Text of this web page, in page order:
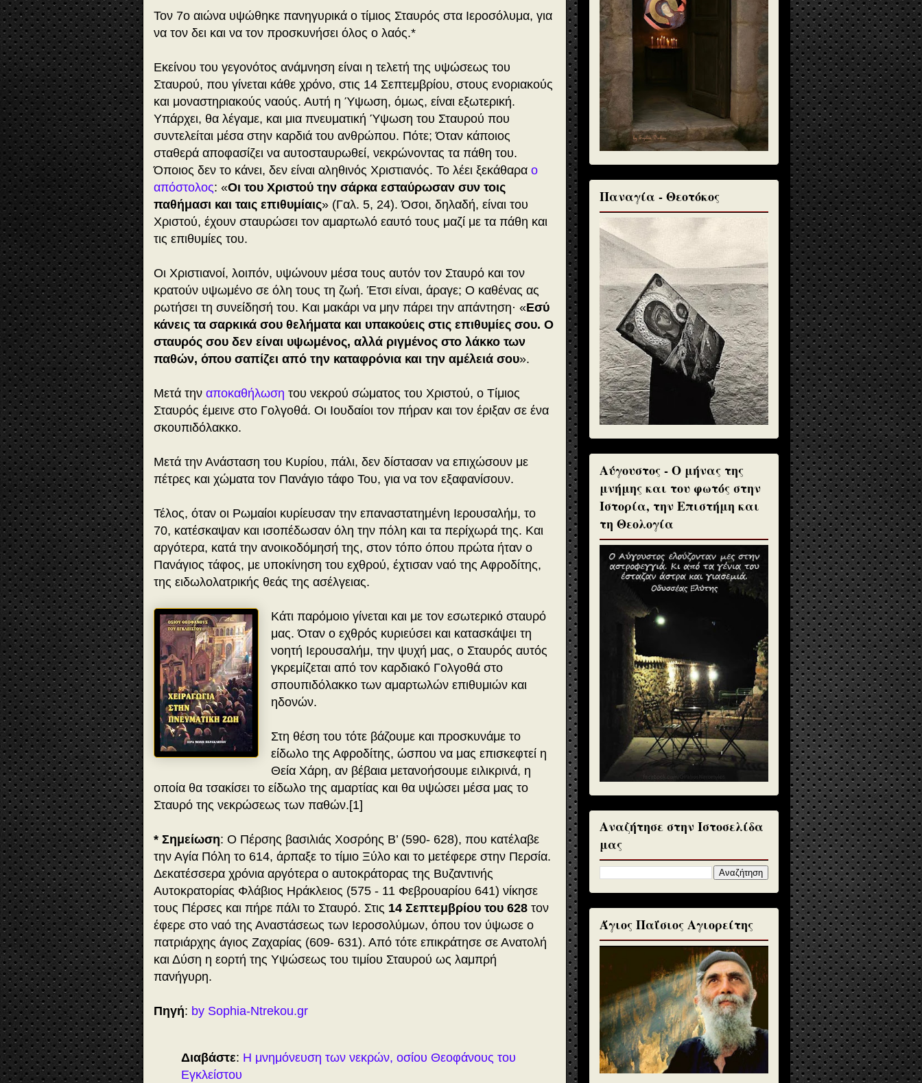
Τον 7ο αιώνα υψώθηκε πανηγυρικά ο τίμιος Σταυρός στα Ιεροσόλυμα, για
να τον δει και να τον προσκυνήσει όλος ο λαός.*
Εκείνου του γεγονότος ανάμνηση είναι η τελετή της υψώσεως του
Σταυρού, που γίνεται κάθε χρόνο, στις 14 Σεπτεμβρίου, στους ενοριακούς
και μοναστηριακούς ναούς. Αυτή η Ύψωση, όμως, είναι εξωτερική.
Υπάρχει, θα λέγαμε, και μια πνευματική Ύψωση του Σταυρού που
συντελείται μέσα στην καρδιά του ανθρώπου. Πότε; Όταν κάποιος
σταθερά αποφασίζει να αυτοσταυρωθεί, νεκρώνοντας τα πάθη του.
Όποιος δεν το κάνει, δεν είναι αληθινός Χριστιανός. Το λέει ξεκάθαρα ο
απόστολος: «Οι του Χριστού την σάρκα εσταύρωσαν συν τοις
παθήμασι και ταις επιθυμίαις» (Γαλ. 5, 24). Όσοι, δηλαδή, είναι του
Χριστού, έχουν σταυρώσει τον αμαρτωλό εαυτό τους μαζί με τα πάθη και
τις επιθυμίες του.
Οι Χριστιανοί, λοιπόν, υψώνουν μέσα τους αυτόν τον Σταυρό και τον
κρατούν υψωμένο σε όλη τους τη ζωή. Έτσι είναι, άραγε; Ο καθένας ας
ρωτήσει τη συνείδησή του. Και μακάρι να μην πάρει την απάντηση· «Εσύ
κάνεις τα σαρκικά σου θελήματα και υπακούεις στις επιθυμίες σου. Ο
σταυρός σου δεν είναι υψωμένος, αλλά ριγμένος στο λάκκο των
παθών, όπου σαπίζει από την καταφρόνια και την αμέλειά σου».
Μετά την αποκαθήλωση του νεκρού σώματος του Χριστού, ο Τίμιος
Σταυρός έμεινε στο Γολγοθά. Οι Ιουδαίοι τον πήραν και τον έριξαν σε ένα
σκουπιδόλακκο.
Μετά την Ανάσταση του Κυρίου, πάλι, δεν δίστασαν να επιχώσουν με
πέτρες και χώματα τον Πανάγιο τάφο Του, για να τον εξαφανίσουν.
Τέλος, όταν οι Ρωμαίοι κυρίευσαν την επαναστατημένη Ιερουσαλήμ, το
70, κατέσκαψαν και ισοπέδωσαν όλη την πόλη και τα περίχωρά της. Και
αργότερα, κατά την ανοικοδόμησή της, στον τόπο όπου πρώτα ήταν ο
Πανάγιος τάφος, με υποκίνηση του εχθρού, έχτισαν ναό της Αφροδίτης,
της ειδωλολατρικής θεάς της ασέλγειας.
Κάτι παρόμοιο γίνεται και με τον εσωτερικό σταυρό
μας. Όταν ο εχθρός κυριεύσει και κατασκάψει τη
νοητή Ιερουσαλήμ, την ψυχή μας, ο Σταυρός αυτός
γκρεμίζεται από τον καρδιακό Γολγοθά στο
σπουπιδόλακκο των αμαρτωλών επιθυμιών και
ηδονών.
Στη θέση του τότε βάζουμε και προσκυνάμε το
είδωλο της Αφροδίτης, ώσπου να μας επισκεφτεί η
Θεία Χάρη, αν βέβαια μετανοήσουμε ειλικρινά, η
οποία θα τσακίσει το είδωλο της αμαρτίας και θα υψώσει μέσα μας το
Σταυρό της νεκρώσεως των παθών.[1]
* Σημείωση: Ο Πέρσης βασιλιάς Χοσρόης Β’ (590- 628), που κατέλαβε
την Αγία Πόλη το 614, άρπαξε το τίμιο Ξύλο και το μετέφερε στην Περσία.
Δεκατέσσερα χρόνια αργότερα ο αυτοκράτορας της Βυζαντινής
Αυτοκρατορίας Φλάβιος Ηράκλειος (575 - 11 Φεβρουαρίου 641) νίκησε
τους Πέρσες και πήρε πάλι το Σταυρό. Στις 14 Σεπτεμβρίου του 628 τον
έφερε στο ναό της Αναστάσεως των Ιεροσολύμων, όπου τον ύψωσε ο
πατριάρχης άγιος Ζαχαρίας (609- 631). Από τότε επικράτησε σε Ανατολή
και Δύση η εορτή της Υψώσεως του τιμίου Σταυρού ως λαμπρή
πανήγυρη.
Πηγή: by Sophia-Ntrekou.gr
Διαβάστε: Η μνημόνευση των νεκρών, οσίου Θεοφάνους του
Εγκλείστου
Παναγία - Θεοτόκος
Αύγουστος - Ο μήνας της
μνήμης και του φωτός στην
Ιστορία, την Επιστήμη και
τη Θεολογία
Αναζήτησε στην Ιστοσελίδα
μας
Άγιος Παΐσιος Αγιορείτης